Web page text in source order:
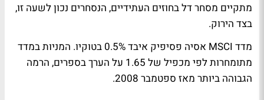
מתקיים מסחר דל בחוזים העתידיים, הנסחרים נכון לשעה זו,
בצד הירוק.
מדד MSCI אסיה פסיפיק איבד 0.5% בטוקיו. המניות במדד
מתומחרות לפי מכפיל של 1.65 על הערך בספרים, הרמה
הגבוהה ביותר מאז ספטמבר 2008.